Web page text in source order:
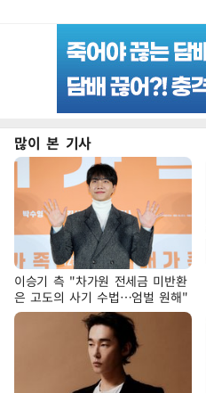
많이 본 기사
이승기 측 "차가원 전세금 미반환
은 고도의 사기 수법…엄벌 원해"